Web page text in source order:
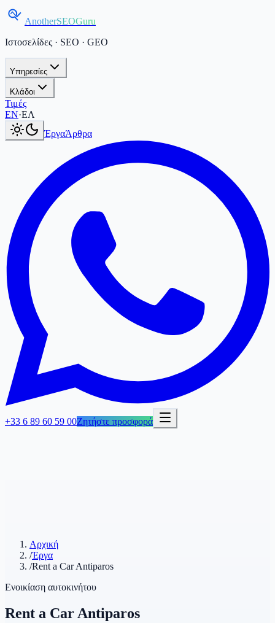
AnotherSEOGuru
Ιστοσελίδες · SEO · GEO
Υπηρεσίες
Κλάδοι
Τιμές
EN·ΕΛ
ΈργαΆρθρα
+33 6 89 60 59 00Ζητήστε προσφορά
Αρχική
/Έργα
/Rent a Car Antiparos
Ενοικίαση αυτοκινήτου
Rent a Car Antiparos